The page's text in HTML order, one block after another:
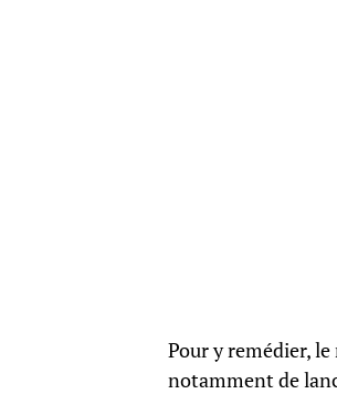
Pour y remédier,
notamment de